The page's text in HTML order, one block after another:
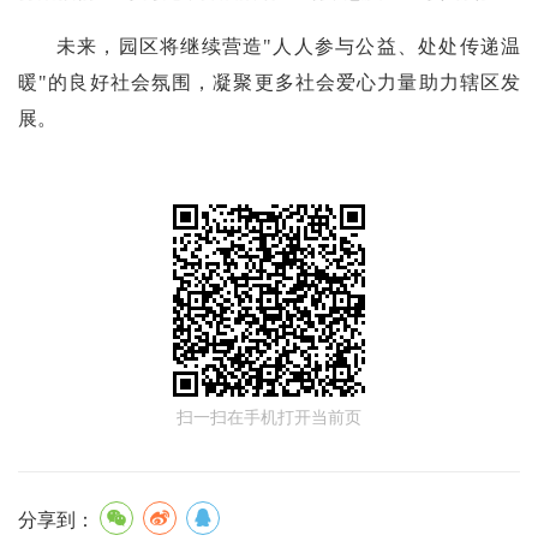
未来，园区将继续营造"人人参与公益、处处传递温
暖"的良好社会氛围，凝聚更多社会爱心力量助力辖区发
展。
扫一扫在手机打开当前页
分享到：